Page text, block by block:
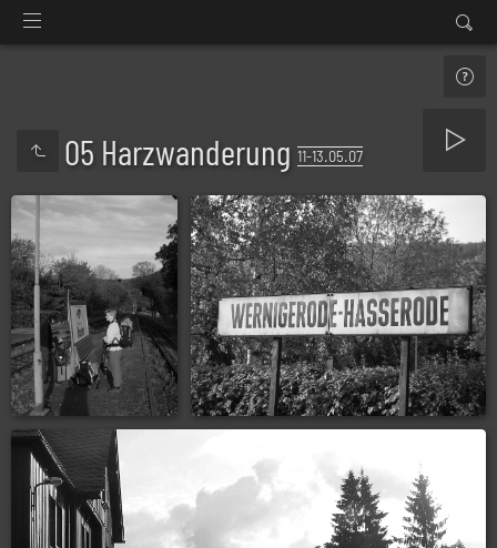
05 Harzwanderung 11-13.05.07